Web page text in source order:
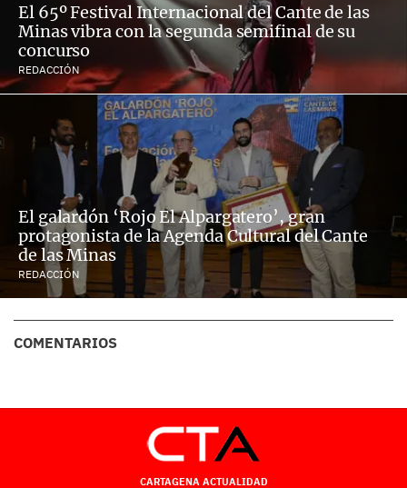
El 65º Festival Internacional del Cante de las
Minas vibra con la segunda semifinal de su
concurso
REDACCIÓN
El galardón ‘Rojo El Alpargatero’, gran
protagonista de la Agenda Cultural del Cante
de las Minas
REDACCIÓN
COMENTARIOS
CARTAGENA ACTUALIDAD